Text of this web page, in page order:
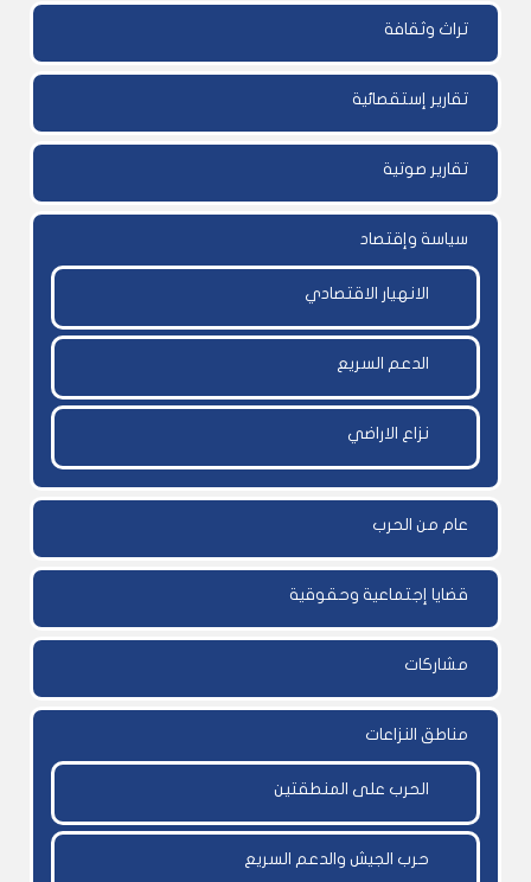
تراث وثقافة
تقارير إستقصائية
تقارير صوتية
سياسة وإقتصاد
الانهيار الاقتصادي
الدعم السريع
نزاع الاراضي
عام من الحرب
قضايا إجتماعية وحقوقية
مشاركات
مناطق النزاعات
الحرب على المنطقتين
حرب الجيش والدعم السريع